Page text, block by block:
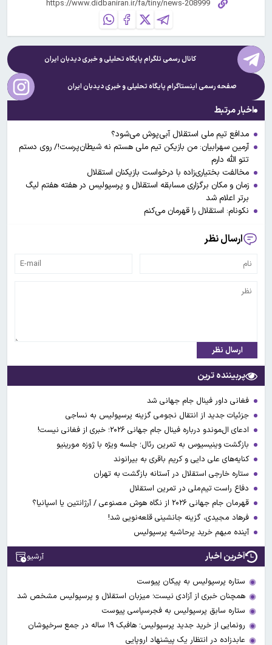
کانال رسمی تلگرام پایگاه تحلیلی و خبریدیدبان ایران
صفحه رسمی اینستاگرام پایگاه تحلیلی و خبریدیدبان ایران
اخبار مرتبط
مدافع تیم ملی استقلال آبی‌پوش می‌شود؟
آرمین سهرابیان: من بازیکن تیم ملی هستم نه شیطان‌پرست!/ روی دستم
تتو الله دارم
مخالفت بختیاری‌زاده با درخواست بازیکنان استقلال
زمان و مکان برگزاری مسابقه استقلال و پرسپولیس در هفته هفتم لیگ
برتر اعلام شد
نکونام: استقلال را قهرمان می‌کنم
ارسال نظر
ارسال نظر
پربیننده ترین
فغانی داور فینال جام جهانی شد
جزئیات جدید از انتقال نجومی گزینه پرسپولیس به نساجی
ادعای ال‌‍موندو درباره فینال جام جهانی ۲۰۲۶؛ خبری از فغانی نیست!
بازگشت وینیسیوس به تمرین رئال؛ جلسه ویژه با ژوزه مورینیو
کنایه‌های علی دایی و کریم باقری به بیرانوند
ستاره خارجی استقلال در آستانه بازگشت به تهران
دفاع راست تیم‌ملی در تمرین استقلال
قهرمان جام جهانی ۲۰۲۶ از نگاه هوش مصنوعی / آرژانتین یا اسپانیا؟
فرهاد مجیدی، گزینه جانشینی قلعه‌نویی شد!
آینده مبهم خرید پرحاشیه پرسپولیس
آخرین اخبار آرشیو
ستاره پرسپولیس به پیکان پیوست
همچنان خبری از آزادی نیست؛ میزبان استقلال و پرسپولیس مشخص شد
ستاره سابق پرسپولیس به فجرسپاسی پیوست
رونمایی از خرید جدید پرسپولیس؛ هافبک ۱۹ ساله در جمع سرخپوشان
عابدزاده در انتظار یک پیشنهاد اروپایی